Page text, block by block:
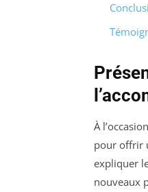
À
pour offrir
expliquer
nouveaux